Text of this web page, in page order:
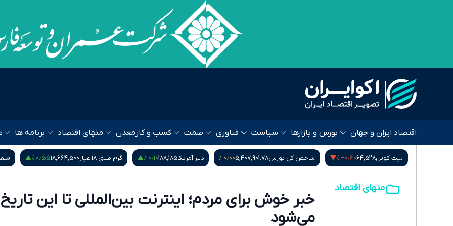
اقتصاد ایران و جهان بورس و بازارها سیاست فناوری صمت کسب و کار معدن منهای اقتصاد برنامه ها
بیت کوین64,528‎−۰٫۶۰ % شاخص کل بورس5,407,901.78۰٫۰۰ % دلار آمریکا188,185۰٫۱۰ % گرم طلای ۱۸ عیار 18,664,500۰٫۵۵ % مثقال
منهای اقتصاد
خبر خوش برای مردم؛ اینترنت بین‌المللی تا این
می‌شود